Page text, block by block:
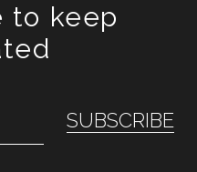
to keep